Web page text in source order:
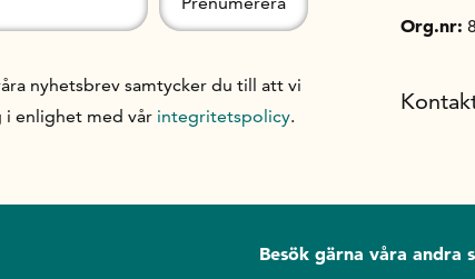
nyhetsbrev samtycker du till att vi
enlighet med vår integritetspolicy.
Org.nr:
Besök gärna våra andra